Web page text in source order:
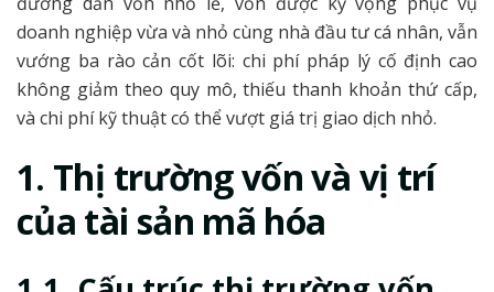
doanh nghiệp vừa và nhỏ cùng nhà đầu tư cá nhân, vẫn
vướng ba rào cản cốt lõi: chi phí pháp lý cố định cao
không giảm theo quy mô, thiếu thanh khoản thứ cấp,
và chi phí kỹ thuật có thể vượt giá trị giao dịch nhỏ.
1. Thị trường vốn và vị trí
của tài sản mã hóa